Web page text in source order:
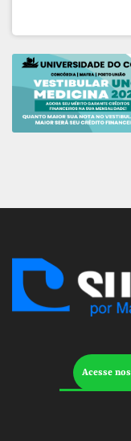
Acesse